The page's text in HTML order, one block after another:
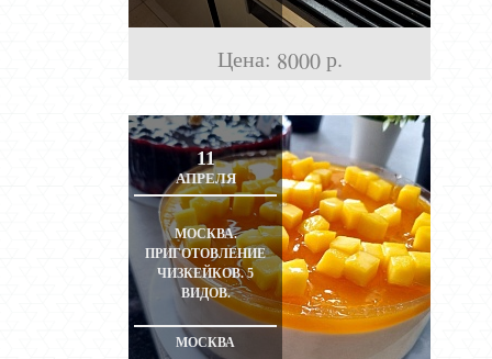
Цена: 8000 р.
11
АПРЕЛЯ
МОСКВА.
ПРИГОТОВЛЕНИЕ
ЧИЗКЕЙКОВ. 5
ВИДОВ.
МОСКВА